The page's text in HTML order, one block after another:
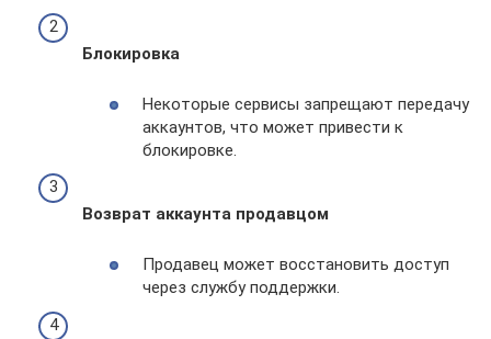
Блокировка
Некоторые сервисы запрещают передачу
аккаунтов, что может привести к
блокировке.
Возврат аккаунта продавцом
Продавец может восстановить доступ
через службу поддержки.